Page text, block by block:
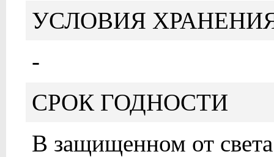
УСЛОВИЯ
-
СРОК ГОДНОСТИ
В защищенном от